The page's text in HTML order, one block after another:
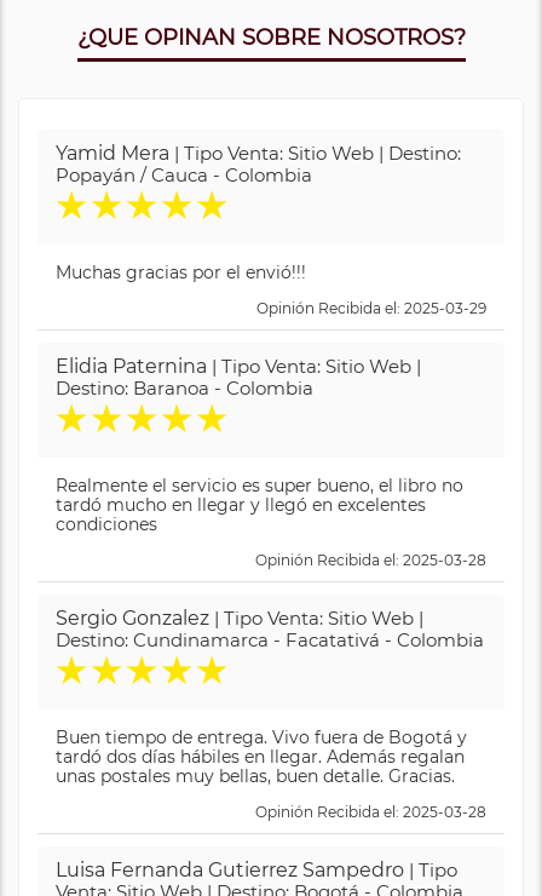
¿QUE OPINAN SOBRE NOSOTROS?
Yamid Mera | Tipo Venta: Sitio Web | Destino:
Popayán / Cauca - Colombia
★★★★★
Muchas gracias por el envió!!!
Opinión Recibida el: 2025-03-29
Elidia Paternina | Tipo Venta: Sitio Web |
Destino: Baranoa - Colombia
★★★★★
Realmente el servicio es super bueno, el libro no
tardó mucho en llegar y llegó en excelentes
condiciones
Opinión Recibida el: 2025-03-28
Sergio Gonzalez | Tipo Venta: Sitio Web |
Destino: Cundinamarca - Facatativá - Colombia
★★★★★
Buen tiempo de entrega. Vivo fuera de Bogotá y
tardó dos días hábiles en llegar. Además regalan
unas postales muy bellas, buen detalle. Gracias.
Opinión Recibida el: 2025-03-28
Luisa Fernanda Gutierrez Sampedro | Tipo